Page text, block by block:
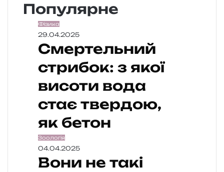
Популярне
Фізика
29.04.2025
Смертельний
стрибок: з якої
висоти вода
стає твердою,
як бетон
Зоологія
04.04.2025
Вони не такі